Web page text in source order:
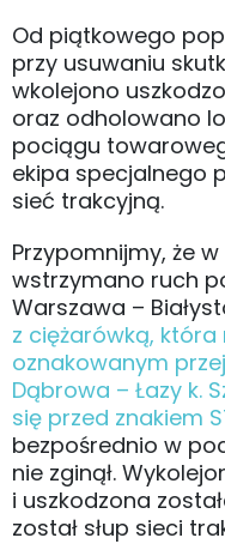
Od piątkowego
przy usuwaniu
wkolejono
oraz odholowano
pociągu
ekipa specjalnego
sieć trakcyjną.
Przypomnijmy, że
wstrzymano ruch
Warszawa –
z ciężarówką, która
oznakowanym
Dąbrowa – Łazy k.
się przed znakiem
bezpośrednio w
nie zginął.
i uszkodzona
został słup sieci